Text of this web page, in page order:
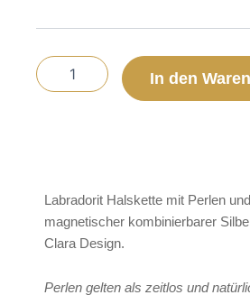
In den
Labradorit Halskette mit Perlen
magnetischer kombinierbarer
Clara Design.
Perlen gelten als zeitlos und